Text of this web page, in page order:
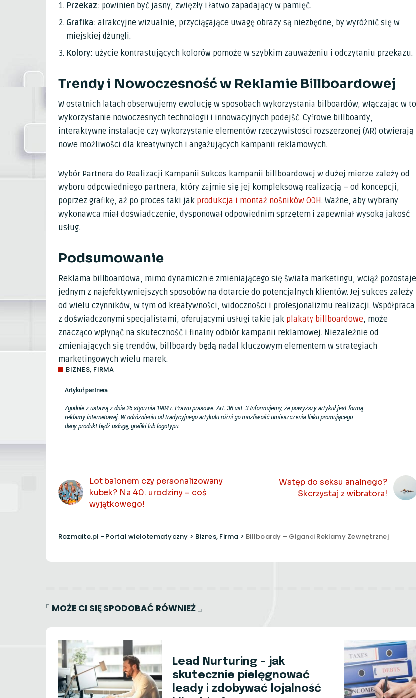
Przekaz: powinien być jasny, zwięzły i łatwo zapadający w pamięć.
Grafika: atrakcyjne wizualnie, przyciągające uwagę obrazy są niezbędne, by wyróżnić się w
miejskiej dżungli.
Kolory: użycie kontrastujących kolorów pomoże w szybkim zauważeniu i odczytaniu przekazu.
Trendy i Nowoczesność w Reklamie Billboardowej
W ostatnich latach obserwujemy ewolucję w sposobach wykorzystania bilboardów, włączając w to
wykorzystanie nowoczesnych technologii i innowacyjnych podejść. Cyfrowe billboardy,
interaktywne instalacje czy wykorzystanie elementów rzeczywistości rozszerzonej (AR) otwierają
nowe możliwości dla kreatywnych i angażujących kampanii reklamowych.
Wybór Partnera do Realizacji Kampanii Sukces kampanii billboardowej w dużej mierze zależy od
wyboru odpowiedniego partnera, który zajmie się jej kompleksową realizacją – od koncepcji,
poprzez grafikę, aż po proces taki jak produkcja i montaż nośników OOH. Ważne, aby wybrany
wykonawca miał doświadczenie, dysponował odpowiednim sprzętem i zapewniał wysoką jakość
usług.
Podsumowanie
Reklama billboardowa, mimo dynamicznie zmieniającego się świata marketingu, wciąż pozostaje
jednym z najefektywniejszych sposobów na dotarcie do potencjalnych klientów. Jej sukces zależy
od wielu czynników, w tym od kreatywności, widoczności i profesjonalizmu realizacji. Współpraca
z doświadczonymi specjalistami, oferującymi usługi takie jak plakaty billboardowe, może
znacząco wpłynąć na skuteczność i finalny odbiór kampanii reklamowej. Niezależnie od
zmieniających się trendów, billboardy będą nadal kluczowym elementem w strategiach
marketingowych wielu marek.
BIZNES, FIRMA
Lot balonem czy personalizowany
kubek? Na 40. urodziny – coś
wyjątkowego!
Wstęp do seksu analnego?
Skorzystaj z wibratora!
Rozmaite.pl - Portal wielotematyczny > Biznes, Firma > Billboardy – Giganci Reklamy Zewnętrznej
MOŻE CI SIĘ SPODOBAĆ RÓWNIEŻ
Lead Nurturing – jak
skutecznie pielęgnować
leady i zdobywać lojalność